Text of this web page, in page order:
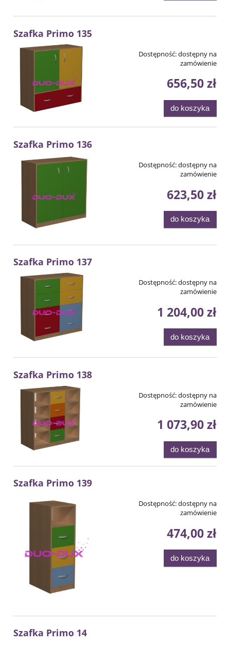
Szafka Primo 135
Dostępność:dostępny na
zamówienie
656,50 zł
do koszyka
Szafka Primo 136
Dostępność:dostępny na
zamówienie
623,50 zł
do koszyka
Szafka Primo 137
Dostępność:dostępny na
zamówienie
1 204,00 zł
do koszyka
Szafka Primo 138
Dostępność:dostępny na
zamówienie
1 073,90 zł
do koszyka
Szafka Primo 139
Dostępność:dostępny na
zamówienie
474,00 zł
do koszyka
Szafka Primo 14